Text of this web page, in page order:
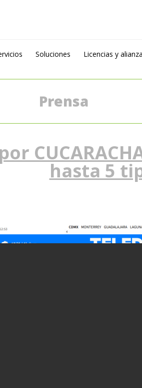
Soluciones Licencias y
Prensa
hasta 5